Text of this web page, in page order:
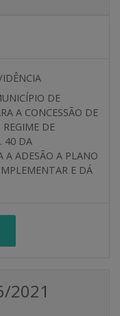
DE
A CONCESSÃO DE
DE
40 DA
A ADESÃO A PLANO
E DÁ
2021